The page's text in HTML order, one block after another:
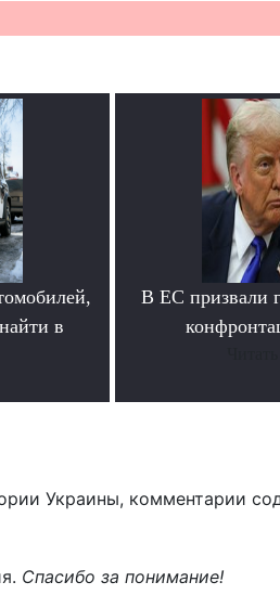
в
В ЕС призвали
Украины, комментарии
Спасибо за понимание!